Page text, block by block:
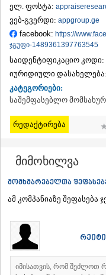
ᲖᲔᲡᲢᲐᲤᲝᲜᲘ
ᲗᲔᲠᲯᲝᲚᲐ
ᲡᲐᲩᲮᲔᲠᲔ
ᲥᲣᲗᲐᲘᲡᲘ
ᲬᲧᲐᲚᲢᲣᲑᲝ
ᲭᲘᲐᲗᲣᲠᲐ
ᲮᲐᲠᲐᲒᲐᲣᲚᲘ
ᲙᲐᲮᲔᲗᲘ
ᲓᲔᲓᲝᲤᲚᲘᲡᲬᲧᲐᲠᲝ
ᲚᲐᲒᲝᲓᲔᲮᲘ
ᲡᲐᲒᲐᲠᲔᲯᲝ
ᲧᲕᲐᲠᲔᲚᲘ
ᲬᲜᲝᲠᲘ
ᲛᲪᲮᲔᲗᲐ–ᲛᲗᲘᲐᲜᲔᲗᲘ
ᲗᲘᲐᲜᲔᲗᲘ
ელ. ფოსტა:
ვებ-გვერდი: appgroup.ge
facebook: https://
ჯგუფი-1489361397763545
საიდენტიფიკაციო კოდი:
იურიდიული დასახელება:
კატეგორიები:
საშემფასებლო
რედაქტირება
მიმოხილვა
მომხმარებელთა
ამ კომპანიაზე შეფასება
იმისათვის, რომ შეძლოთ